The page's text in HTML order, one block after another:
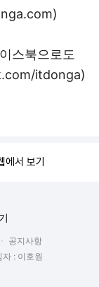
)
스북으로도
itdonga)
서 보기
공지사항
: 이호원